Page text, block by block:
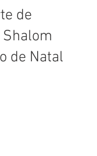
de
Shalom
de Natal